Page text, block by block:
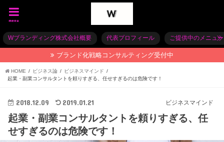
menu
Wブランディング株式会社概要 代表プロフィール ご提供中のメニュー
ブランド化戦略コンサルティング受付中
HOME ビジネス論
ビジネスマインド
起業・副業コンサルタントを頼りすぎる、任せすぎるのは危険です！
ビジネスマインド
2018.12.09 2019.01.21
起業・副業コンサルタントを頼りすぎる、任
せすぎるのは危険です！